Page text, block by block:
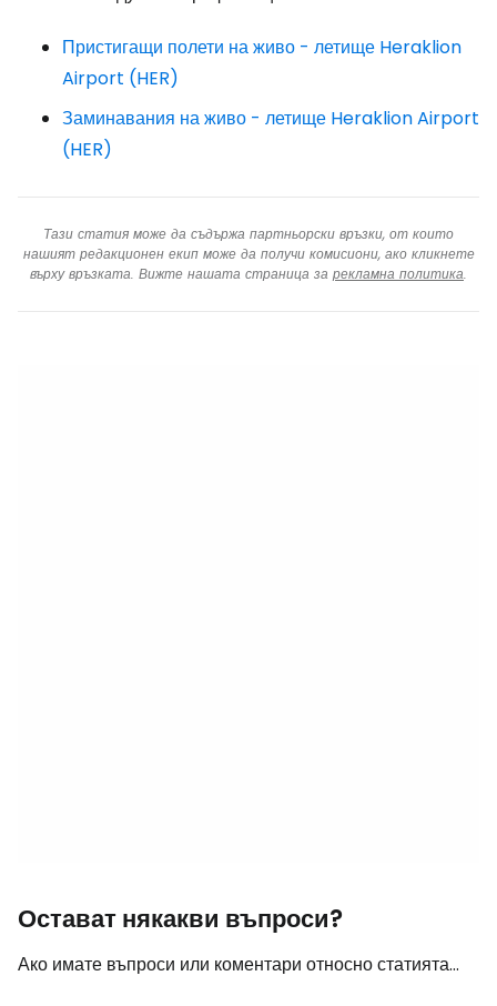
Пристигащи полети на живо - летище Heraklion
Airport (HER)
Заминавания на живо - летище Heraklion Airport
(HER)
Тази статия може да съдържа партньорски връзки, от които
нашият редакционен екип може да получи комисиони, ако кликнете
върху връзката. Вижте нашата страница за рекламна политика.
Остават някакви въпроси?
Ако имате въпроси или коментари относно статията...